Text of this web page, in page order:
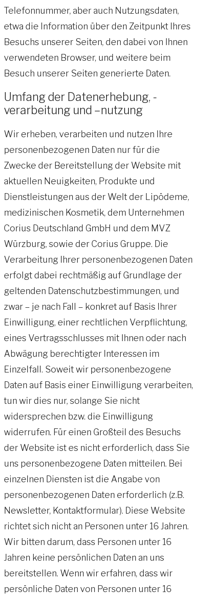
Telefonnummer, aber auch Nutzungsdaten,
etwa die Information über den Zeitpunkt Ihres
Besuchs unserer Seiten, den dabei von Ihnen
verwendeten Browser, und weitere beim
Besuch unserer Seiten generierte Daten.
Umfang der Datenerhebung, -
verarbeitung und –nutzung
Wir erheben, verarbeiten und nutzen Ihre
personenbezogenen Daten nur für die
Zwecke der Bereitstellung der Website mit
aktuellen Neuigkeiten, Produkte und
Dienstleistungen aus der Welt der Lipödeme,
medizinischen Kosmetik, dem Unternehmen
Corius Deutschland GmbH und dem MVZ
Würzburg, sowie der Corius Gruppe. Die
Verarbeitung Ihrer personenbezogenen Daten
erfolgt dabei rechtmäßig auf Grundlage der
geltenden Datenschutzbestimmungen, und
zwar – je nach Fall – konkret auf Basis Ihrer
Einwilligung, einer rechtlichen Verpflichtung,
eines Vertragsschlusses mit Ihnen oder nach
Abwägung berechtigter Interessen im
Einzelfall. Soweit wir personenbezogene
Daten auf Basis einer Einwilligung verarbeiten,
tun wir dies nur, solange Sie nicht
widersprechen bzw. die Einwilligung
widerrufen. Für einen Großteil des Besuchs
der Website ist es nicht erforderlich, dass Sie
uns personenbezogene Daten mitteilen. Bei
einzelnen Diensten ist die Angabe von
personenbezogenen Daten erforderlich (z.B.
Newsletter, Kontaktformular). Diese Website
richtet sich nicht an Personen unter 16 Jahren.
Wir bitten darum, dass Personen unter 16
Jahren keine persönlichen Daten an uns
bereitstellen. Wenn wir erfahren, dass wir
persönliche Daten von Personen unter 16